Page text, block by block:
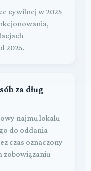
cywilnej w 2025
2025.
za dług
najmu lokalu
do oddania
czas oznaczony
zobowiązaniu